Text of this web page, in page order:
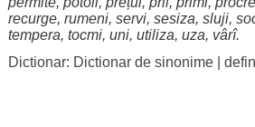
recurge, rumeni, servi, sesiza, sluji,
tempera, tocmi, uni, utiliza, uza, vârî.
Dictionar: Dictionar de sinonime|